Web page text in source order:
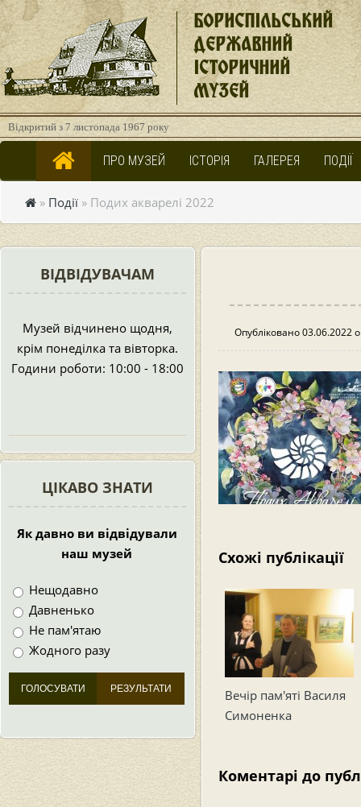
БОРИСПІЛЬСЬКИЙ
ДЕРЖАВНИЙ
ІСТОРИЧНИЙ
МУЗЕЙ
Відкритий з 7 листопада 1967 року
ПРО МУЗЕЙ ІСТОРІЯ ГАЛЕРЕЯ ПОДІЇ
» Події » Подих акварелі 2022
ВІДВІДУВАЧАМ
Музей відчинено щодня,
крім понеділка та вівторка.
Години роботи: 10:00 - 18:00
ЦІКАВО ЗНАТИ
Як давно ви відвідували
наш музей
Нещодавно
Давненько
Не пам'ятаю
Жодного разу
Опубліковано 03.06.2022
Схожі публікації
Вечір пам'яті Василя
Симоненка
Коментарі до